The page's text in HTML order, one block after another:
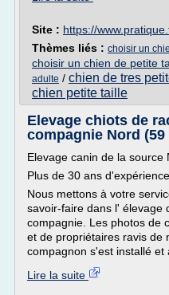
Site : https://
Thèmes liés : choisir un
choisir un chien de petite
adulte / chien de tres
chien petite taille
Elevage chiots de
compagnie Nord (59
Elevage canin de la source
Plus de 30 ans d'expérience
Nous mettons à votre
savoir-faire dans l' élevage
compagnie. Les photos de
et de propriétaires ravis de
compagnon s'est installé et
Lire la suite